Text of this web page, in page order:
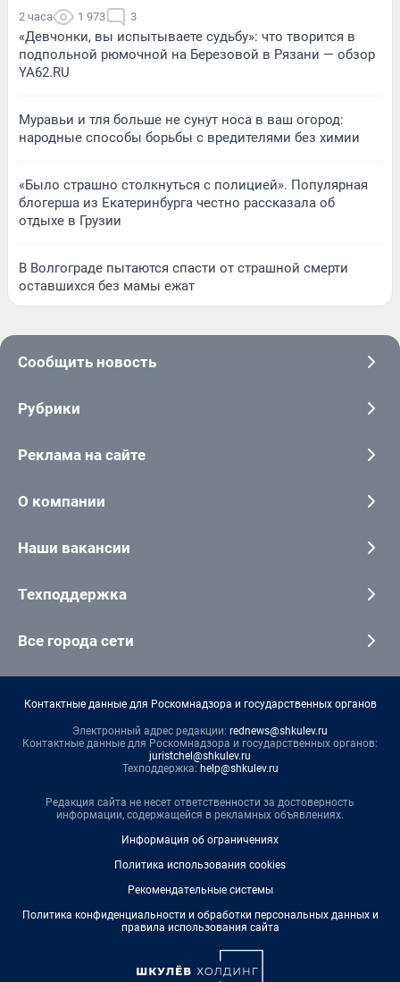
2 часа 1 973 3
«Девчонки, вы испытываете судьбу»: что творится в
подпольной рюмочной на Березовой в Рязани — обзор
YA62.RU
Муравьи и тля больше не сунут носа в ваш огород:
народные способы борьбы с вредителями без химии
«Было страшно столкнуться с полицией». Популярная
блогерша из Екатеринбурга честно рассказала об
отдыхе в Грузии
В Волгограде пытаются спасти от страшной смерти
оставшихся без мамы ежат
Сообщить новость
Рубрики
Реклама на сайте
О компании
Наши вакансии
Техподдержка
Все города сети
Контактные данные для Роскомнадзора и государственных органов
Электронный адрес редакции: rednews@shkulev.ru
Контактные данные для Роскомнадзора и государственных органов:
juristchel@shkulev.ru
Техподдержка: help@shkulev.ru
Редакция сайта не несет ответственности за достоверность
информации, содержащейся в рекламных объявлениях.
Информация об ограничениях
Политика использования cookies
Рекомендательные системы
Политика конфиденциальности и обработки персональных данных и
правила использования сайта